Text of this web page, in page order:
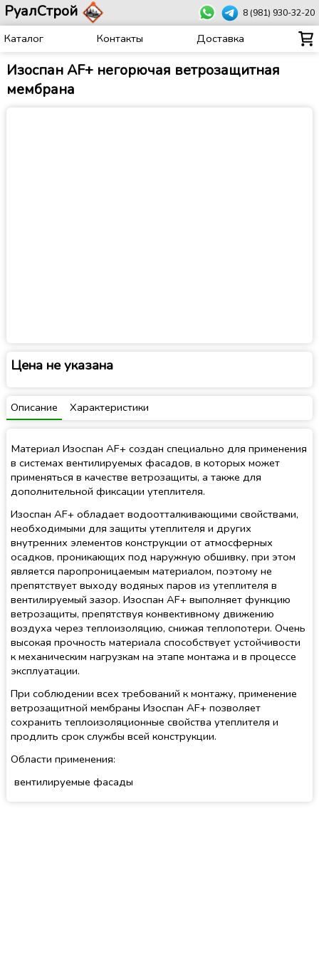
РуалСтрой 8 (981) 930-32-20
Каталог Контакты Доставка
Изоспан AF+ негорючая ветрозащитная
мембрана
Цена не указана
Описание Характеристики
Материал Изоспан AF+ создан специально для применения
в системах вентилируемых фасадов, в которых может
применяться в качестве ветрозащиты, а также для
дополнительной фиксации утеплителя.
Изоспан AF+ обладает водоотталкивающими свойствами,
необходимыми для защиты утеплителя и других
внутренних элементов конструкции от атмосферных
осадков, проникающих под наружную обшивку, при этом
является паропроницаемым материалом, поэтому не
препятствует выходу водяных паров из утеплителя в
вентилируемый зазор. Изоспан AF+ выполняет функцию
ветрозащиты, препятствуя конвективному движению
воздуха через теплоизоляцию, снижая теплопотери. Очень
высокая прочность материала способствует устойчивости
к механическим нагрузкам на этапе монтажа и в процессе
эксплуатации.
При соблюдении всех требований к монтажу, применение
ветрозащитной мембраны Изоспан AF+ позволяет
сохранить теплоизоляционные свойства утеплителя и
продлить срок службы всей конструкции.
Области применения:
вентилируемые фасады